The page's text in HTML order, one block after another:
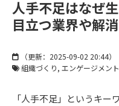
人手不足はなぜ
目立つ業界や解
（更新： 2025-09-02 20:44）
組織づくり エンゲージメント
「人手不足」というキ